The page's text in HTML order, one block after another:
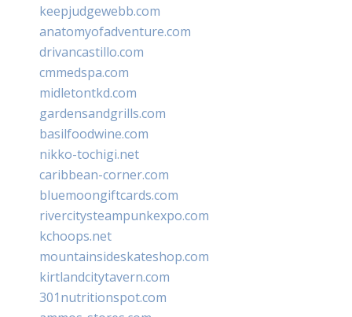
keepjudgewebb.com
anatomyofadventure.com
drivancastillo.com
cmmedspa.com
midletontkd.com
gardensandgrills.com
basilfoodwine.com
nikko-tochigi.net
caribbean-corner.com
bluemoongiftcards.com
rivercitysteampunkexpo.com
kchoops.net
mountainsideskateshop.com
kirtlandcitytavern.com
301nutritionspot.com